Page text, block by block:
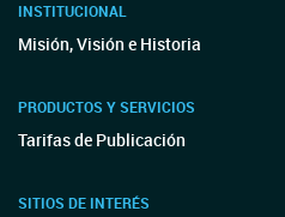
INSTITUCIONAL
Misión, Visión e Historia
PRODUCTOS Y SERVICIOS
Tarifas de Publicación
SITIOS DE INTERÉS